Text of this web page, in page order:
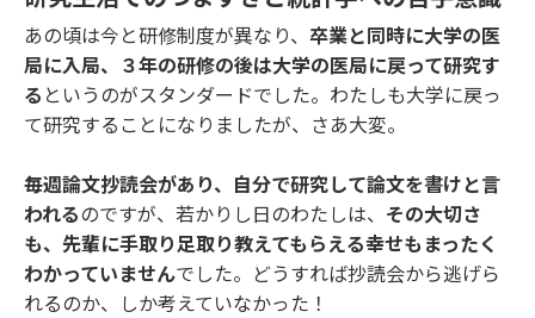
あの頃は今と研修制度が異なり、 卒業と同時に大学の医
局に入局、３年の研修の後は大学の医局に戻って研究す
る というのがスタンダードでした。わたしも大学に戻っ
て研究することになりましたが、さあ大変。
毎週論文抄読会があり、自分で研究して論文を書けと言
われるのですが、若かりし日のわたしは、 その大切さ
も、先輩に手取り足取り教えてもらえる幸せもまったく
わかっていませんでした。どうすれば抄読会から逃げら
れるのか、しか考えていなかった！